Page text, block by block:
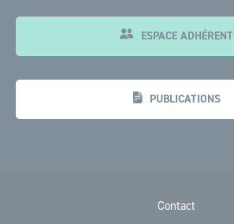
ESPACE ADHÉRENT
PUBLICATIONS
Contact